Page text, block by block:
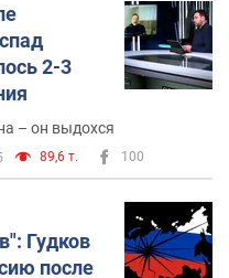
2-3
– он выдохся
89,6 т. 100
Гудков
после